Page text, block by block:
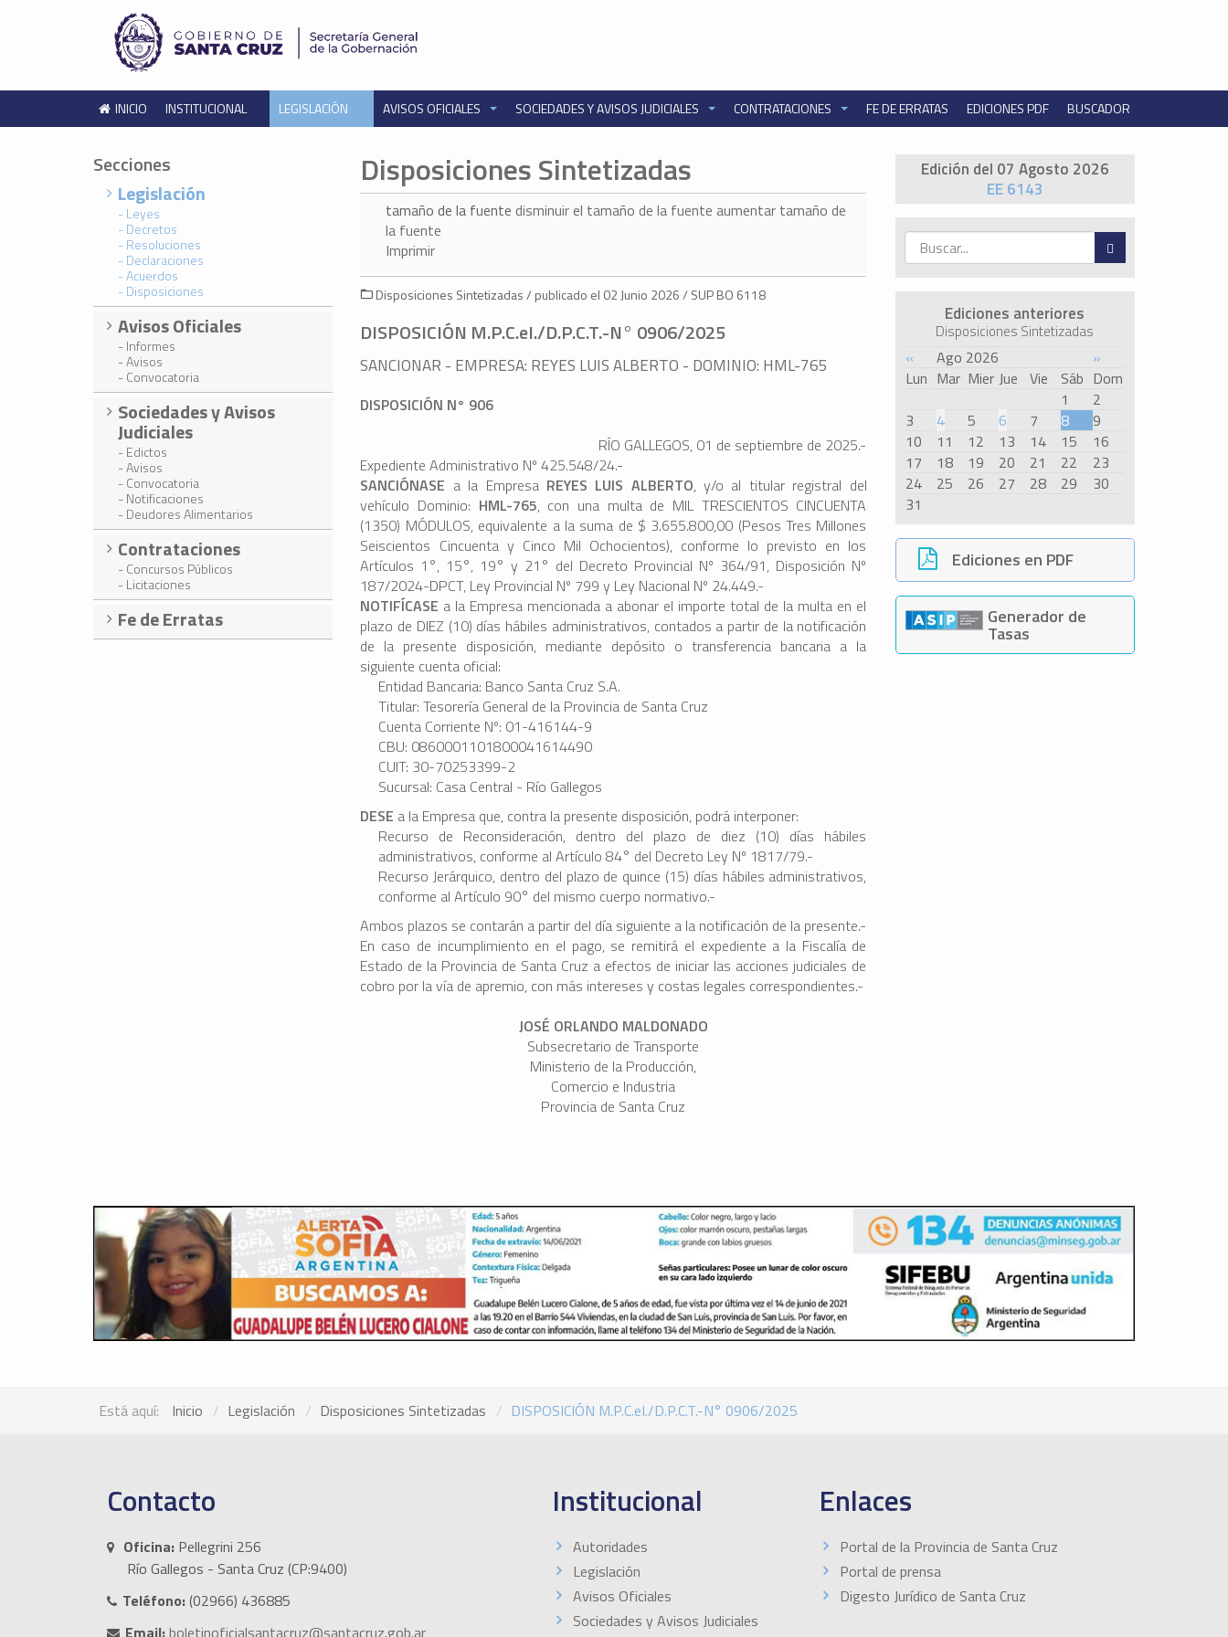
INICIO INSTITUCIONAL LEGISLACIÓN AVISOS OFICIALES SOCIEDADES Y AVISOS JUDICIALES CONTRATACIONES FE DE ERRATAS EDICIONES PDF BUSCADOR
Edición del 07 Agosto 2026
EE 6143
Ediciones anteriores
Disposiciones Sintetizadas
« Ago 2026
»
Lun Mar Mier Jue Vie Sáb Dom
1
2
3
4 5 6 7 8
9
10
11 12 13 14 15
16
17
18 19 20 21 22
23
24
25 26 27 28 29
30
31
Ediciones en PDF
Generador de
Tasas
Secciones
Legislación
- Leyes
- Decretos
- Resoluciones
- Declaraciones
- Acuerdos
- Disposiciones
Avisos Oficiales
- Informes
- Avisos
- Convocatoria
Sociedades y Avisos
Judiciales
- Edictos
- Avisos
- Convocatoria
- Notificaciones
- Deudores Alimentarios
Contrataciones
- Concursos Públicos
- Licitaciones
Fe de Erratas
Disposiciones Sintetizadas
tamaño de la fuente disminuir el tamaño de la fuente aumentar tamaño de
la fuente
Imprimir
Disposiciones Sintetizadas / publicado el 02 Junio 2026 / SUP BO 6118
DISPOSICIÓN M.P.C.eI./D.P.C.T.-N° 0906/2025
SANCIONAR - EMPRESA: REYES LUIS ALBERTO - DOMINIO: HML-765
DISPOSICIÓN N° 906
RÍO GALLEGOS, 01 de septiembre de 2025.-
Expediente Administrativo Nº 425.548/24.-
SANCIÓNASE a la Empresa REYES LUIS ALBERTO, y/o al titular registral del
vehículo Dominio: HML-765, con una multa de MIL TRESCIENTOS CINCUENTA
(1350) MÓDULOS, equivalente a la suma de $ 3.655.800,00 (Pesos Tres Millones
Seiscientos Cincuenta y Cinco Mil Ochocientos), conforme lo previsto en los
Artículos 1°, 15°, 19° y 21° del Decreto Provincial Nº 364/91, Disposición Nº
187/2024-DPCT, Ley Provincial Nº 799 y Ley Nacional Nº 24.449.-
NOTIFÍCASE a la Empresa mencionada a abonar el importe total de la multa en el
plazo de DIEZ (10) días hábiles administrativos, contados a partir de la notificación
de la presente disposición, mediante depósito o transferencia bancaria a la
siguiente cuenta oficial:
Entidad Bancaria: Banco Santa Cruz S.A.
Titular: Tesorería General de la Provincia de Santa Cruz
Cuenta Corriente Nº: 01-416144-9
CBU: 0860001101800041614490
CUIT: 30-70253399-2
Sucursal: Casa Central - Río Gallegos
DESE a la Empresa que, contra la presente disposición, podrá interponer:
Recurso de Reconsideración, dentro del plazo de diez (10) días hábiles
administrativos, conforme al Artículo 84° del Decreto Ley Nº 1817/79.-
Recurso Jerárquico, dentro del plazo de quince (15) días hábiles administrativos,
conforme al Artículo 90° del mismo cuerpo normativo.-
Ambos plazos se contarán a partir del día siguiente a la notificación de la presente.-
En caso de incumplimiento en el pago, se remitirá el expediente a la Fiscalía de
Estado de la Provincia de Santa Cruz a efectos de iniciar las acciones judiciales de
cobro por la vía de apremio, con más intereses y costas legales correspondientes.-
JOSÉ ORLANDO MALDONADO
Subsecretario de Transporte
Ministerio de la Producción,
Comercio e Industria
Provincia de Santa Cruz
Está aquí: Inicio Legislación Disposiciones Sintetizadas DISPOSICIÓN M.P.C.eI./D.P.C.T.-N° 0906/2025
Contacto
Oficina: Pellegrini 256
Río Gallegos - Santa Cruz (CP:9400)
Teléfono:(02966) 436885
Institucional
Autoridades
Legislación
Avisos Oficiales
Sociedades y Avisos Judiciales
Enlaces
Portal de la Provincia de Santa Cruz
Portal de prensa
Digesto Jurídico de Santa Cruz